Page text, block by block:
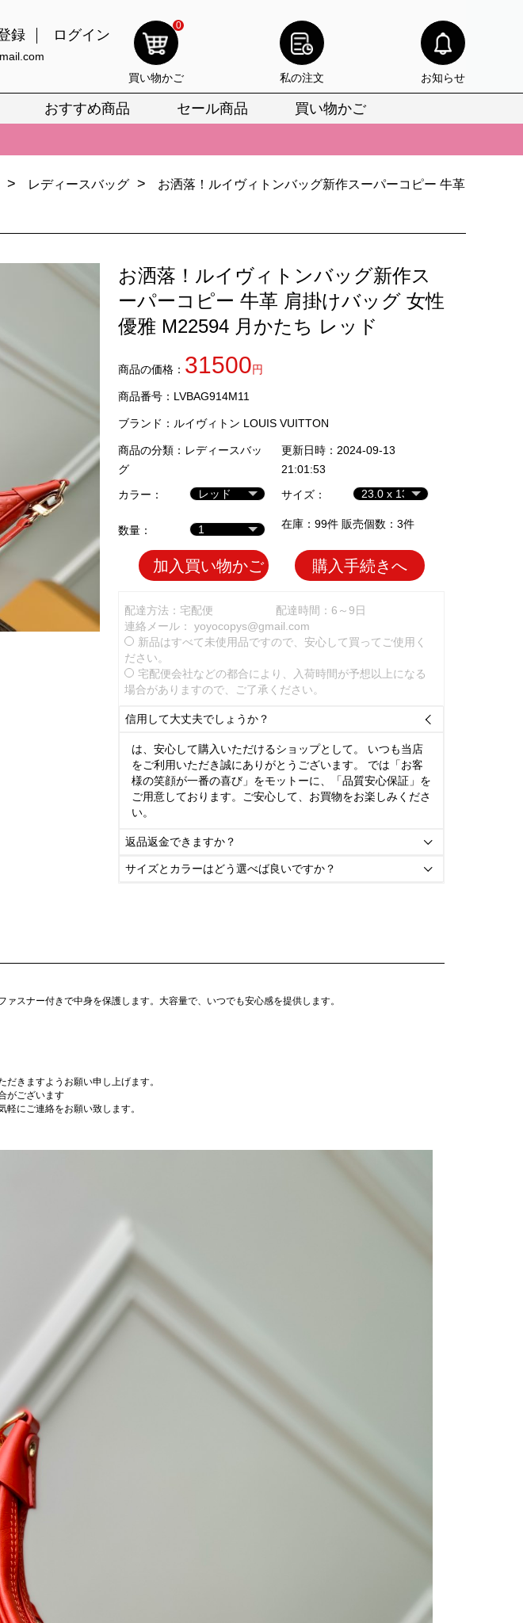
録 ログイン
0
買い物かご 私の注文 お知らせ
おすすめ商品 セール商品 買い物かご
高品質の再現度を安心してお選びいただけます。
でお得な割引をご利用いただけます。
モデルが登場。上質な仕上がりをお見逃しなく。
品質の再現度を安心してお選びいただけます。
モデルが登場。上質な仕上がりをお見逃しなく。
> レディースバッグ > お洒落！ルイヴィトンバッグ新作スーパーコピー 牛革
お洒落！ルイヴィトンバッグ新作ス
ーパーコピー 牛革 肩掛けバッグ 女性
優雅 M22594 月かたち レッド
商品の価格： 31500円
商品番号：LVBAG914M11
ブランド： ルイヴィトン LOUIS VUITTON
商品の分類： レディースバッ
グ
更新日時：2024-09-13
21:01:53
カラー：
サイズ：
数量： 在庫：99件 販売個数：3件
加入買い物かご 購入手続きへ
配達方法：宅配便
配達時間：6～9日
連絡メール： yoyocopys@gmail.com
新品はすべて未使用品ですので、安心して買ってご使用く
ださい。
宅配便会社などの都合により、入荷時間が予想以上になる
場合がありますので、ご了承ください。
信用して大丈夫でしょうか？ 
は、安心して購入いただけるショップとして。 いつも当店
をご利用いただき誠にありがとうございます。 では「お客
様の笑顔が一番の喜び」をモットーに、「品質安心保証」を
ご用意しております。ご安心して、お買物をお楽しみくださ
い。
返品返金できますか？ 
サイズとカラーはどう選べば良いですか？ 
スナー付きで中身を保護します。大容量で、いつでも安心感を提供します。
きますようお願い申し上げます。
がございます
にご連絡をお願い致します。